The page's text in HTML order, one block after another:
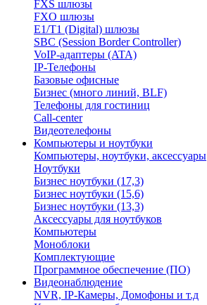
FXS шлюзы
FXO шлюзы
E1/T1 (Digital) шлюзы
SBC (Session Border Controller)
VoIP-адаптеры (ATA)
IP-Телефоны
Базовые офисные
Бизнес (много линий, BLF)
Телефоны для гостиниц
Call-center
Видеотелефоны
Компьютеры и ноутбуки
Компьютеры, ноутбуки, аксессуары
Ноутбуки
Бизнес ноутбуки (17,3)
Бизнес ноутбуки (15,6)
Бизнес ноутбуки (13,3)
Аксессуары для ноутбуков
Компьютеры
Моноблоки
Комплектующие
Программное обеспечение (ПО)
Видеонаблюдение
NVR, IP-Камеры, Домофоны и т.д